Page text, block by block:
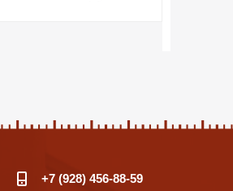
+7 (928) 456-88-59